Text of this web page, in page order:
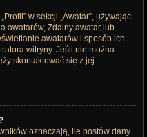
w sekcji „Awatar”, używając
awatarów, Zdalny awatar lub
awatarów i sposób ich
witryny. Jeśli nie można
skontaktować się z jej
oznaczają, ile postów dany